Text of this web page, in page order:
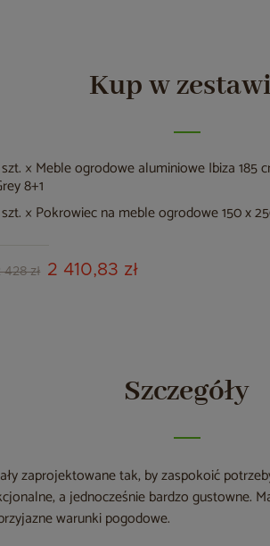
Kup w
szt. × Meble ogrodowe aluminiowe Ibiza 185
8+1
szt. × Pokrowiec na meble ogrodowe 150 x
428 zł 2 410,83 zł
Szczegóły
zaprojektowane tak, by zaspokoić
a jednocześnie bardzo gustowne.
warunki pogodowe.